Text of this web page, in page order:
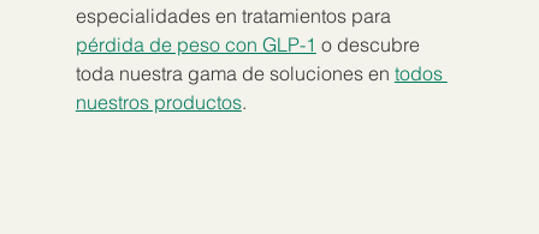
especialidades en tratamientos para
pérdida de peso con GLP-1 o descubre
toda nuestra gama de soluciones en todos
nuestros productos.